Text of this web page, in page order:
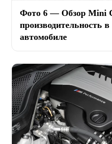
Фото 6 — Обзор Mini
производительность
автомобиле